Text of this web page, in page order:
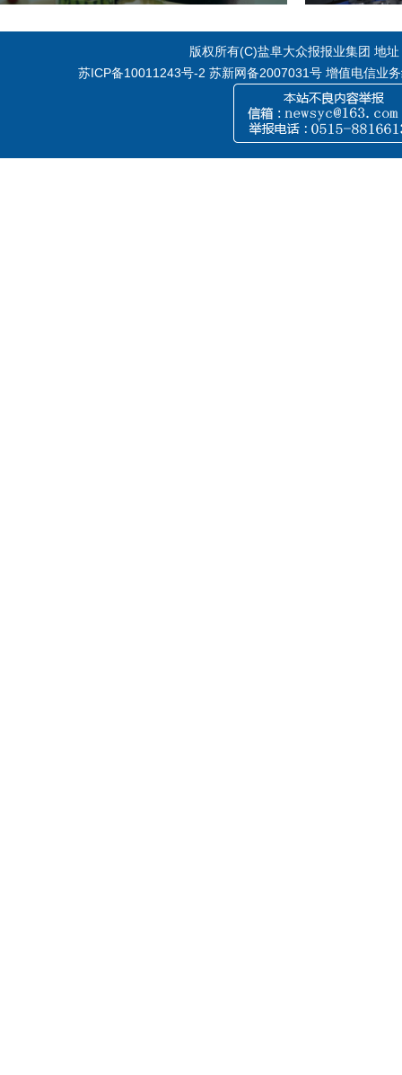
版权所有(C)盐阜大众报报业集团 地
苏ICP备10011243号-2 苏新网备2007031号 增值电信业